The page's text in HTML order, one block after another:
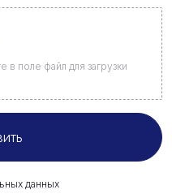
в поле файл для загрузки
данных